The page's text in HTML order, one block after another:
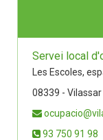
Servei local
Les Escoles,
08339 -
93 750 91 98